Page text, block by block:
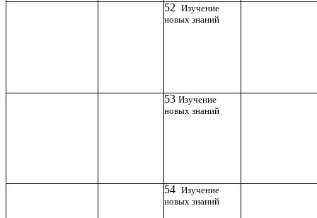
52 Изучение
новых знаний
53 Изучение
новых знаний
54 Изучение
новых знаний